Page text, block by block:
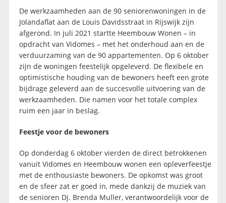
De werkzaamheden aan de 90 seniorenwoningen in de
Jolandaflat aan de Louis Davidsstraat in Rijswijk zijn
afgerond. In juli 2021 startte Heembouw Wonen – in
opdracht van Vidomes – met het onderhoud aan en de
verduurzaming van de 90 appartementen. Op 6 oktober
zijn de woningen feestelijk opgeleverd. De flexibele en
optimistische houding van de bewoners heeft een grote
bijdrage geleverd aan de succesvolle uitvoering van de
werkzaamheden. Die namen voor het totale complex
ruim een jaar in beslag.
Feestje voor de bewoners
Op donderdag 6 oktober vierden de direct betrokkenen
vanuit Vidomes en Heembouw wonen een opleverfeestje
met de enthousiaste bewoners. De opkomst was groot
en de sfeer zat er goed in, mede dankzij de muziek van
de senioren Dj. Brenda Muller, verantwoordelijk voor de